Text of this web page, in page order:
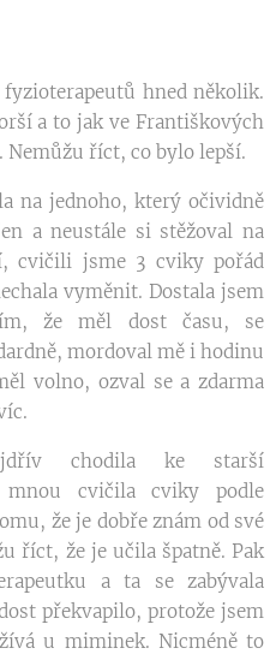
hned několik.
a to jak ve Františkových
říct, co bylo lepší.
na jednoho, který očividně
a neustále si stěžoval na
cvičili jsme 3 cviky pořád
vyměnit. Dostala jsem
že měl dost času, se
mordoval mě i hodinu
volno, ozval se a zdarma
chodila ke starší
mnou cvičila cviky podle
že je dobře znám od své
říct, že je učila špatně. Pak
a ta se zabývala
překvapilo, protože jsem
u miminek. Nicméně to